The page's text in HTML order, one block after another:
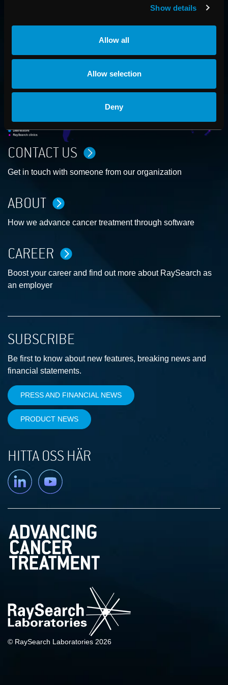
Show details
Allow all
Allow selection
Deny
VÄRLDEN RUNT
CONTACT US
Get in touch with someone from our organization
ABOUT
How we advance cancer treatment through software
CAREER
Boost your career and find out more about RaySearch as
an employer
SUBSCRIBE
Be first to know about new features, breaking news and
financial statements.
PRESS AND FINANCIAL NEWS
PRODUCT NEWS
HITTA OSS HÄR
Linkedin YouTube
© RaySearch Laboratories 2026